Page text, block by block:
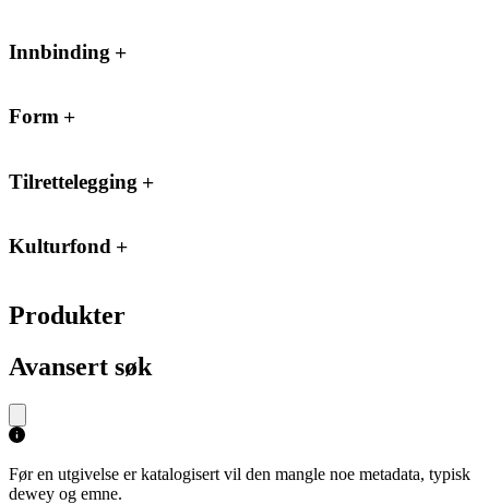
Innbinding
Form
Tilrettelegging
Kulturfond
Produkter
Avansert søk
Før en utgivelse er katalogisert vil den mangle noe metadata, typisk
dewey og emne.